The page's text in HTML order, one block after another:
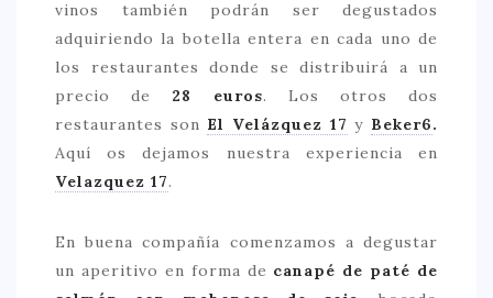
vinos también podrán ser degustados
adquiriendo la botella entera en cada uno de
los restaurantes donde se distribuirá a un
precio de 28 euros. Los otros dos
restaurantes son El Velázquez 17 y Beker6.
Aquí os dejamos nuestra experiencia en
Velazquez 17.
En buena compañía comenzamos a degustar
un aperitivo en forma de canapé de paté de